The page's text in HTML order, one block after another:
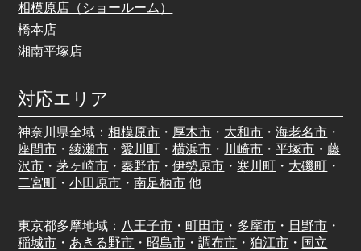
相模原店（ショールーム）
橋本店
湘南平塚店
対応エリア
神奈川県全域：相模原市 ・ 厚木市 ・ 大和市 ・海老名市 ・
座間市 ・綾瀬市 ・愛川町 ・横浜市 ・ 川崎市 ・平塚市 ・藤
沢市 ・茅ヶ崎市 ・ 秦野市 ・伊勢原市 ・ 寒川町 ・ 大磯町 ・
二宮町 ・小田原市 ・南足柄市 他
東京都多摩地域： 八王子市 ・町田市 ・ 多摩市 ・ 日野市 ・
稲城市 ・ あきる野市 ・ 昭島市 ・調布市 ・狛江市 ・ 国立